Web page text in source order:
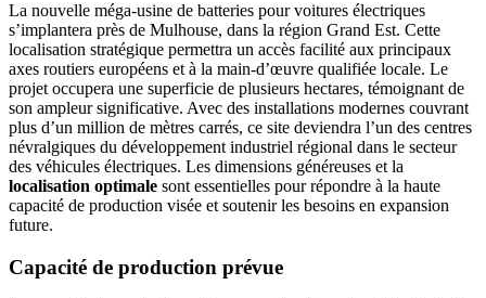
La nouvelle méga-usine de batteries pour voitures électriques
s’implantera près de Mulhouse, dans la région Grand Est. Cette
localisation stratégique permettra un accès facilité aux principaux
axes routiers européens et à la main-d’œuvre qualifiée locale. Le
projet occupera une superficie de plusieurs hectares, témoignant de
son ampleur significative. Avec des installations modernes couvrant
plus d’un million de mètres carrés, ce site deviendra l’un des centres
névralgiques du développement industriel régional dans le secteur
des véhicules électriques. Les dimensions généreuses et la
localisation optimale sont essentielles pour répondre à la haute
capacité de production visée et soutenir les besoins en expansion
future.
Capacité de production prévue